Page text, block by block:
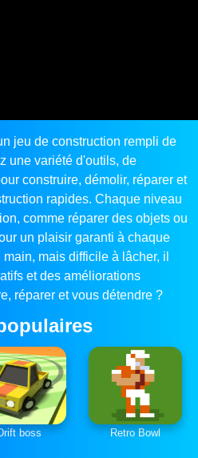
jeu de construction rempli de
une variété d'outils, de
construire, démolir, réparer et
rapides. Chaque niveau
comme réparer des objets ou
un plaisir garanti à chaque
mais difficile à lâcher, il
et des améliorations
réparer et vous détendre ?
boss Retro Bowl